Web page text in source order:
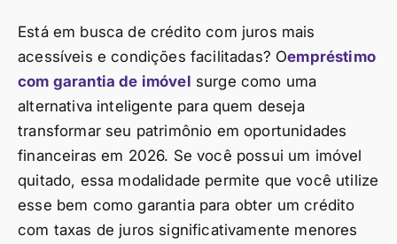
Está em busca de crédito com juros mais
acessíveis e condições facilitadas? Oempréstimo
com garantia de imóvel surge como uma
alternativa inteligente para quem deseja
transformar seu patrimônio em oportunidades
financeiras em 2026. Se você possui um imóvel
quitado, essa modalidade permite que você utilize
esse bem como garantia para obter um crédito
com taxas de juros significativamente menores